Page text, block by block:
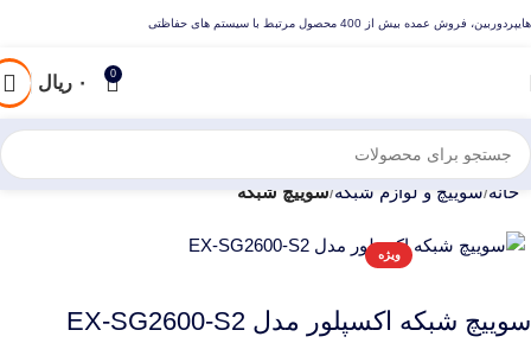
هایپردوربین، فروش عمده بیش از 400 محصول مرتبط با سیستم های حفاظتی
0 ۰ ریال
خانه سوییچ و لوازم شبکه سوییچ شبکه
ویژه
سوییچ شبکه اکسپلور مدل EX-SG2600-S2